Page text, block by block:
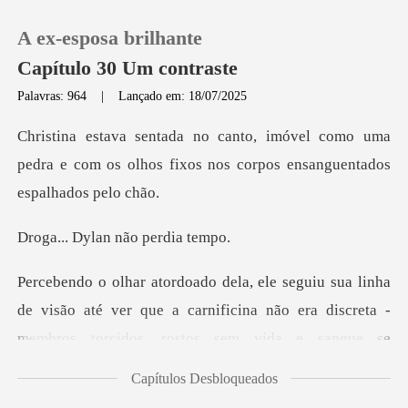
0
Loja
Histórico
A ex-esposa brilhante
Capítulo 30 Um contraste
Palavras: 964 |Lançado em: 18/07/2025
como uma
pedra e com os olhos fixos nos co
lan não per
são até ver que a carnificina não era discreta -
membros torc
Capítulos Desbloqueados